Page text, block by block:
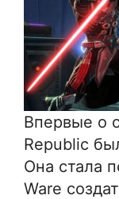
Впервые о
Republic
Она стала
Ware